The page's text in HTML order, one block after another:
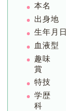
本名
出身
生年月
血液
趣味
賞
特技
学歴
科